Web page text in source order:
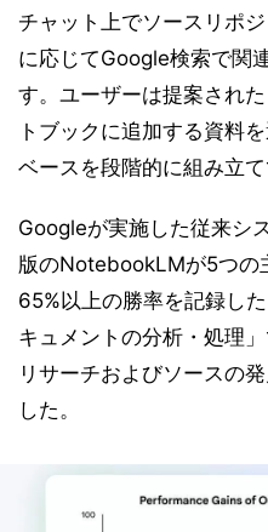
チャット上でソースリポ
に応じてGoogle検索で関
す。ユーザーは提案され
トブックに追加する資料
ベースを段階的に組み立て
Googleが実施した従来シ
版のNotebookLMが5つの
65%以上の勝率を記録し
キュメントの分析・処理
リサーチおよびソースの
した。